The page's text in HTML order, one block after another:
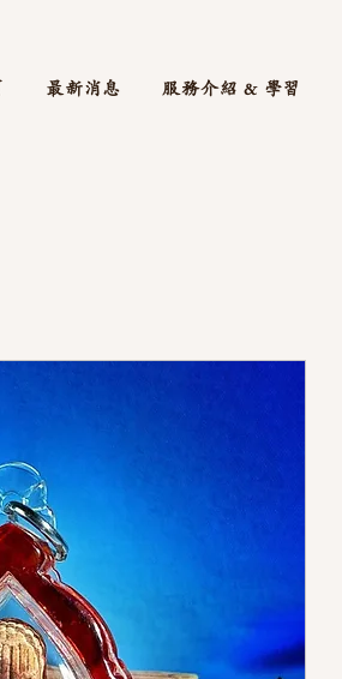
最新消息 服務介紹 & 學習